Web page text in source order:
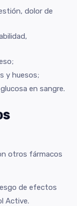
dolor de
y huesos;
en sangre.
otros fármacos
de efectos
Active.